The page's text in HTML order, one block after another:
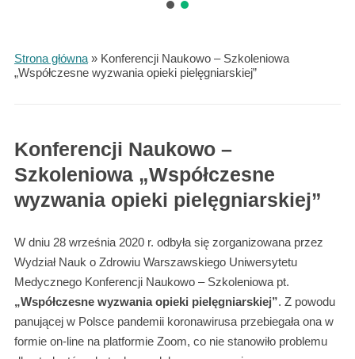
Strona główna» Konferencji Naukowo – Szkoleniowa
„Współczesne wyzwania opieki pielęgniarskiej”
Konferencji Naukowo –
Szkoleniowa „Współczesne
wyzwania opieki pielęgniarskiej”
W dniu 28 września 2020 r. odbyła się zorganizowana przez
Wydział Nauk o Zdrowiu Warszawskiego Uniwersytetu
Medycznego Konferencji Naukowo – Szkoleniowa pt.
„Współczesne wyzwania opieki pielęgniarskiej”. Z powodu
panującej w Polsce pandemii koronawirusa przebiegała ona w
formie on-line na platformie Zoom, co nie stanowiło problemu